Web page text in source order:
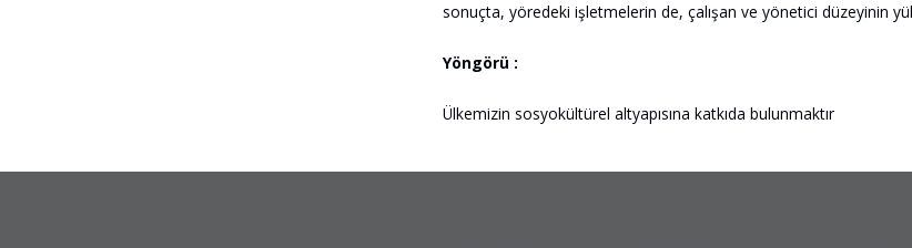
sonuçta, yöredeki işletmelerin de, çalışan ve yönetici düzeyinin
Yöngörü :
Ülkemizin sosyokültürel altyapısına katkıda bulunmaktır